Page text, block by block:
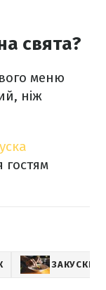
свята?
меню
ніж
гостям
ЗАКУСКИ